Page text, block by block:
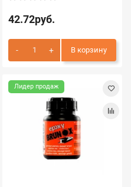
42.72руб.
В корзину
Лидер продаж